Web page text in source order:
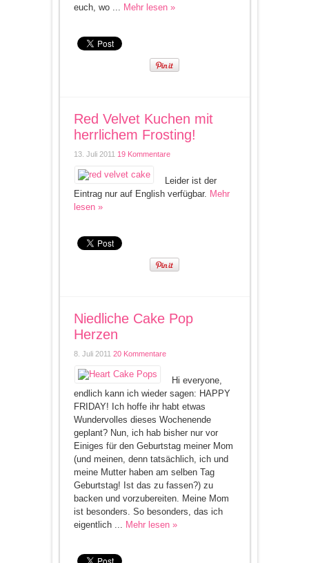
euch, wo ... Mehr lesen »
Red Velvet Kuchen mit
herrlichem Frosting!
13. Juli 2011 19 Kommentare
Leider ist der
Eintrag nur auf English verfügbar. Mehr
lesen »
Niedliche Cake Pop
Herzen
8. Juli 2011 20 Kommentare
Hi everyone,
endlich kann ich wieder sagen: HAPPY
FRIDAY! Ich hoffe ihr habt etwas
Wundervolles dieses Wochenende
geplant? Nun, ich hab bisher nur vor
Einiges für den Geburtstag meiner Mom
(und meinen, denn tatsächlich, ich und
meine Mutter haben am selben Tag
Geburtstag! Ist das zu fassen?) zu
backen und vorzubereiten. Meine Mom
ist besonders. So besonders, das ich
eigentlich ... Mehr lesen »